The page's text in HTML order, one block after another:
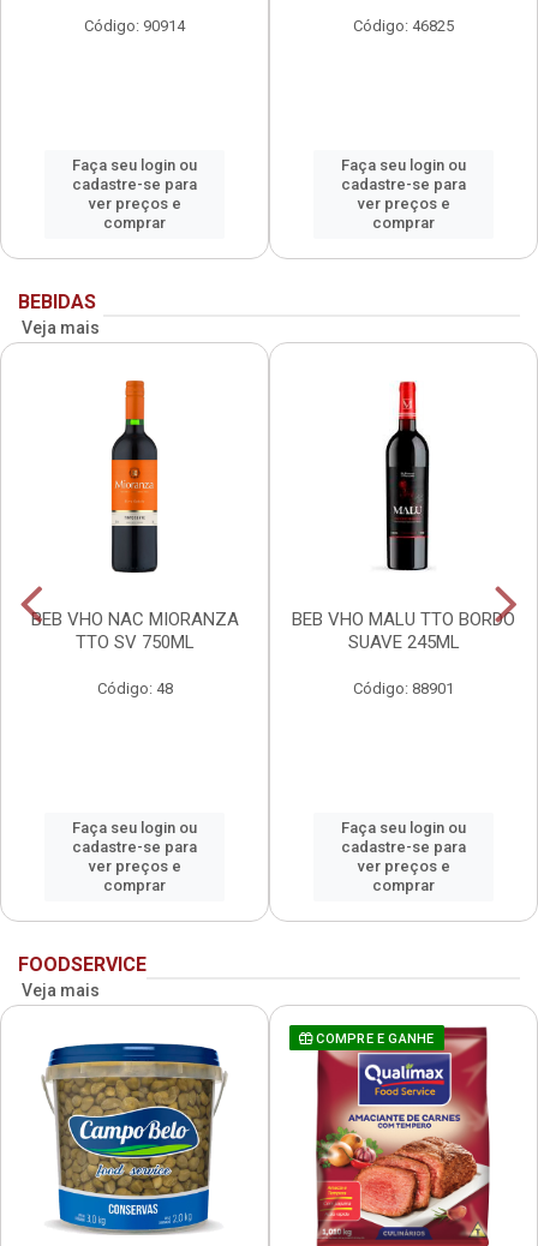
Código: 90914
Faça seu login ou
cadastre-se para
ver preços e
comprar
Código: 46825
Faça seu login ou
cadastre-se para
ver preços e
comprar
BEBIDAS
Veja mais
BEB VHO NAC MIORANZA
TTO SV 750ML
Código: 48
Faça seu login ou
cadastre-se para
ver preços e
comprar
BEB VHO MALU TTO BORDO
SUAVE 245ML
Código: 88901
Faça seu login ou
cadastre-se para
ver preços e
comprar
FOODSERVICE
Veja mais
COMPRE E GANHE